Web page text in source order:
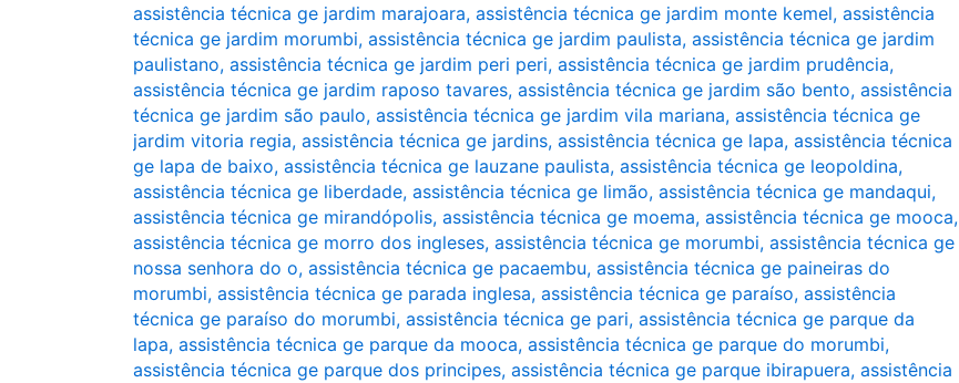
assistência técnica ge jardim marajoara, assistência técnica ge jardim monte kemel, assistência
técnica ge jardim morumbi, assistência técnica ge jardim paulista, assistência técnica ge jardim
paulistano, assistência técnica ge jardim peri peri, assistência técnica ge jardim prudência,
assistência técnica ge jardim raposo tavares, assistência técnica ge jardim são bento, assistência
técnica ge jardim são paulo, assistência técnica ge jardim vila mariana, assistência técnica ge
jardim vitoria regia, assistência técnica ge jardins, assistência técnica ge lapa, assistência técnica
ge lapa de baixo, assistência técnica ge lauzane paulista, assistência técnica ge leopoldina,
assistência técnica ge liberdade, assistência técnica ge limão, assistência técnica ge mandaqui,
assistência técnica ge mirandópolis, assistência técnica ge moema, assistência técnica ge mooca,
assistência técnica ge morro dos ingleses, assistência técnica ge morumbi, assistência técnica ge
nossa senhora do o, assistência técnica ge pacaembu, assistência técnica ge paineiras do
morumbi, assistência técnica ge parada inglesa, assistência técnica ge paraíso, assistência
técnica ge paraíso do morumbi, assistência técnica ge pari, assistência técnica ge parque da
lapa, assistência técnica ge parque da mooca, assistência técnica ge parque do morumbi,
assistência técnica ge parque dos principes, assistência técnica ge parque ibirapuera, assistência